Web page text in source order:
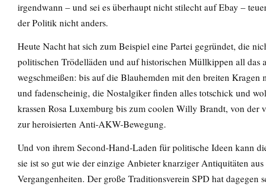
irgendwann – und sei es überhaupt nicht stilecht auf Ebay –
der Politik nicht anders.
Heute Nacht hat sich zum Beispiel eine Partei gegründet, die
politischen Trödelläden und auf historischen Müllkippen all das
wegschmeißen: bis auf die Blauhemden mit den breiten Kragen
und fadenscheinig, die Nostalgiker finden alles totschick und
krassen Rosa Luxemburg bis zum coolen Willy Brandt, von der
zur heroisierten Anti-AKW-Bewegung.
Und von ihrem Second-Hand-Laden für politische Ideen kann
sie ist so gut wie der einzige Anbieter knarziger Antiquitäten
Vergangenheiten. Der große Traditionsverein SPD hat dagegen